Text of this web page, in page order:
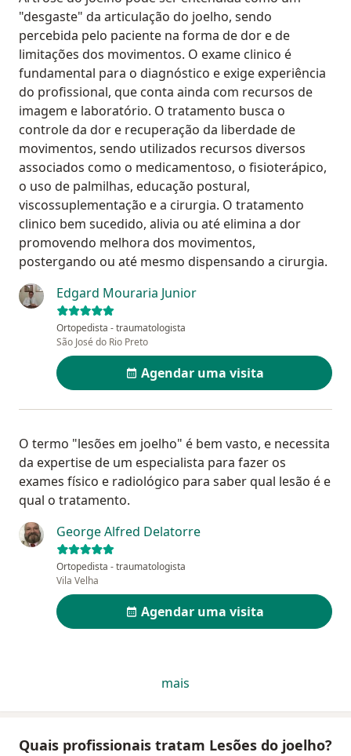
"desgaste" da articulação do joelho, sendo
percebida pelo paciente na forma de dor e de
limitações dos movimentos. O exame clinico é
fundamental para o diagnóstico e exige experiência
do profissional, que conta ainda com recursos de
imagem e laboratório. O tratamento busca o
controle da dor e recuperação da liberdade de
movimentos, sendo utilizados recursos diversos
associados como o medicamentoso, o fisioterápico,
o uso de palmilhas, educação postural,
viscossuplementação e a cirurgia. O tratamento
clinico bem sucedido, alivia ou até elimina a dor
promovendo melhora dos movimentos,
postergando ou até mesmo dispensando a cirurgia.
Edgard Mouraria Junior
Ortopedista - traumatologista
São José do Rio Preto
Agendar uma visita
O termo "lesões em joelho" é bem vasto, e necessita
da expertise de um especialista para fazer os
exames físico e radiológico para saber qual lesão é e
qual o tratamento.
George Alfred Delatorre
Ortopedista - traumatologista
Vila Velha
Agendar uma visita
mais
Quais profissionais tratam Lesões do joelho?